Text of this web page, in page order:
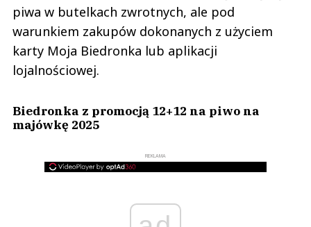
piwa w butelkach zwrotnych, ale pod
warunkiem zakupów dokonanych z użyciem
karty Moja Biedronka lub aplikacji
lojalnościowej.
Biedronka z promocją 12+12 na piwo na
majówkę 2025
REKLAMA